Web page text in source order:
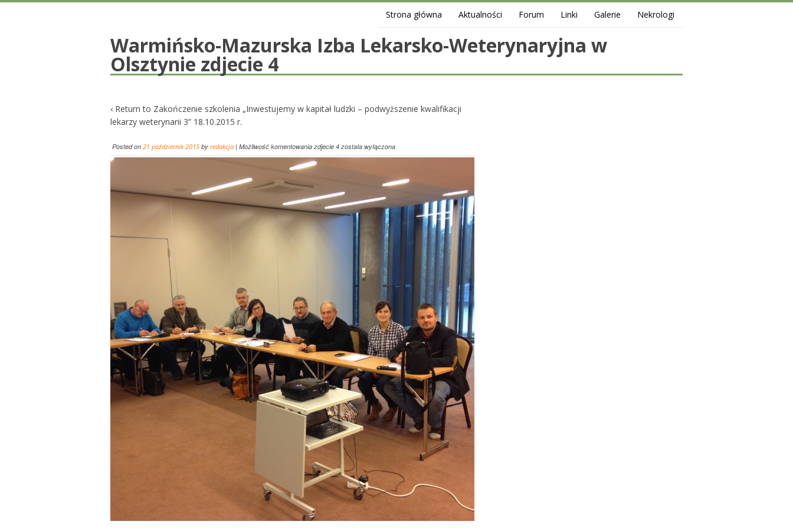
Strona główna Aktualności Forum Linki Galerie Nekrologi
Warmińsko-Mazurska Izba Lekarsko-Weterynaryjna w
Olsztynie zdjecie 4
‹ Return to Zakończenie szkolenia „Inwestujemy w kapitał ludzki – podwyższenie kwalifikacji
lekarzy weterynarii 3” 18.10.2015 r.
Posted on 21 październik 2015 by redakcja | Możliwość komentowania zdjecie 4 została wyłączona